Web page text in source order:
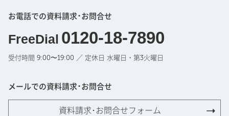
お電話での資料請求･お問合せ
FreeDial 0120-18-7890
受付時間 9:00〜19:00 ／ 定休日 水曜日・第3火曜日
メールでの資料請求･お問合せ
資料請求･お問合せフォーム